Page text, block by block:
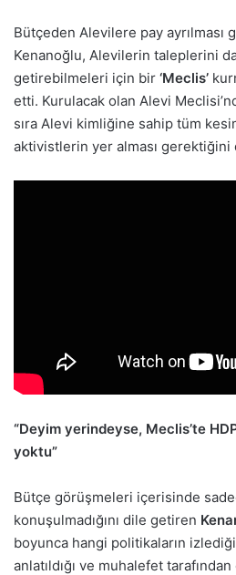
Bütçeden Alevilere pay ayrılması
Kenanoğlu, Alevilerin taleplerini
getirebilmeleri için bir ‘Meclis’
etti. Kurulacak olan Alevi
sıra Alevi kimliğine sahip tüm
aktivistlerin yer alması
“Deyim yerindeyse, Meclis’te
yoktu”
Bütçe görüşmeleri içerisinde
konuşulmadığını dile getiren
boyunca hangi politikaların
anlatıldığı ve muhalefet